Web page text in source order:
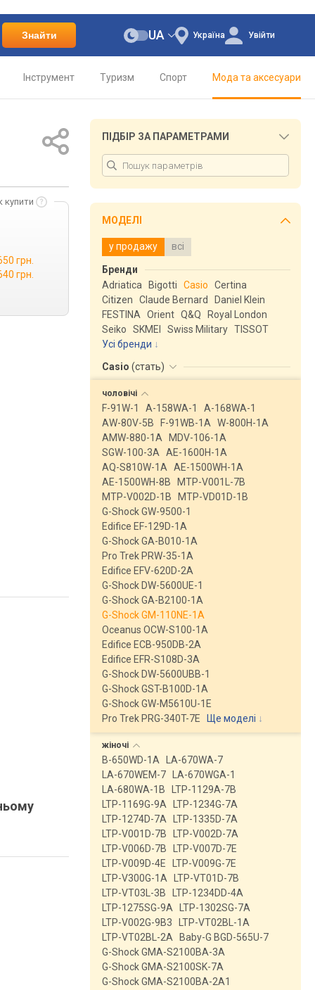
Знайти Україна
UA Увійти
Інструмент Туризм Спорт Мода та аксесуари
купити
грн.
грн.
ПІДБІР ЗА ПАРАМЕТРАМИ
МОДЕЛІ
у продажу всі
Бренди
Adriatica
Bigotti Casio
Certina
Citizen
Claude Bernard
Daniel Klein
FESTINA
Orient Q&Q
Royal London
Seiko
SKMEI Swiss Military TISSOT
Усі бренди
Casio (стать)
чоловічі
F-91W-1 A-158WA-1
A-168WA-1
AW-80V-5B
F-91WB-1A
W-800H-1A
AMW-880-1A
MDV-106-1A
SGW-100-3A
AE-1600H-1A
AQ-S810W-1A
AE-1500WH-1A
AE-1500WH-8B
MTP-V001L-7B
MTP-V002D-1B
MTP-VD01D-1B
G-Shock GW-9500-1
Edifice EF-129D-1A
G-Shock GA-B010-1A
Pro Trek PRW-35-1A
Edifice EFV-620D-2A
G-Shock DW-5600UE-1
G-Shock GA-B2100-1A
G-Shock GM-110NE-1A
Oceanus OCW-S100-1A
Edifice ECB-950DB-2A
Edifice EFR-S108D-3A
G-Shock DW-5600UBB-1
G-Shock GST-B100D-1A
G-Shock GW-M5610U-1E
Pro Trek PRG-340T-7E
Ще моделі ↓
жіночі
B-650WD-1A
LA-670WA-7
LA-670WEM-7
LA-670WGA-1
LA-680WA-1B
LTP-1129A-7B
LTP-1169G-9A
LTP-1234G-7A
LTP-1274D-7A
LTP-1335D-7A
LTP-V001D-7B
LTP-V002D-7A
LTP-V006D-7B
LTP-V007D-7E
LTP-V009D-4E
LTP-V009G-7E
LTP-V300G-1A
LTP-VT01D-7B
LTP-VT03L-3B
LTP-1234DD-4A
LTP-1275SG-9A
LTP-1302SG-7A
LTP-V002G-9B3
LTP-VT02BL-1A
LTP-VT02BL-2A
Baby-G BGD-565U-7
G-Shock GMA-S2100BA-3A
G-Shock GMA-S2100SK-7A
G-Shock GMA-S2100BA-2A1